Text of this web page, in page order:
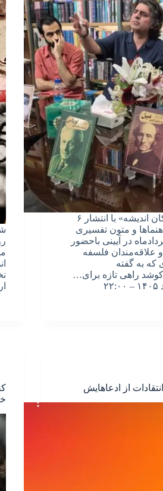
مجموعه کتاب‌های «امکان اندیشه» با انتشار ۶
و متون تفسیری
غرب، عصر ۸ مردادماه در آیینی باحضور
علاقه‌مندان فلسفه
که به گفته
راهی تازه برای…
از ادعاهایش